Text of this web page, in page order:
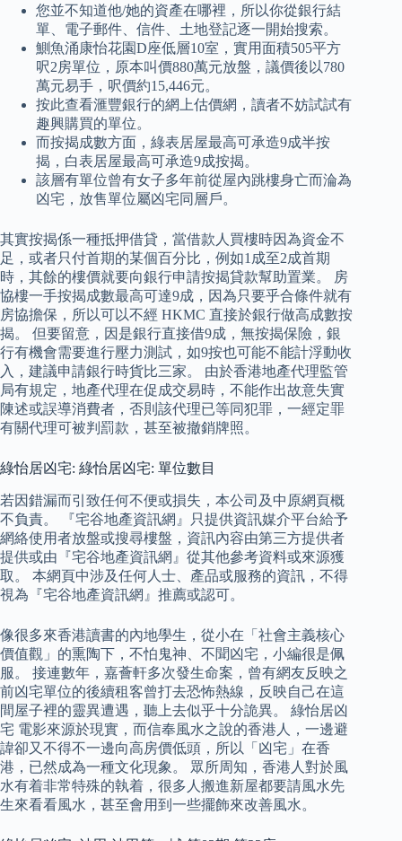
您並不知道他/她的資產在哪裡，所以你從銀行結
單、電子郵件、信件、土地登記逐一開始搜索。
鰂魚涌康怡花園D座低層10室，實用面積505平方
呎2房單位，原本叫價880萬元放盤，議價後以780
萬元易手，呎價約15,446元。
按此查看滙豐銀行的網上估價網，讀者不妨試試有
趣興購買的單位。
而按揭成數方面，綠表居屋最高可承造9成半按
揭，白表居屋最高可承造9成按揭。
該層有單位曾有女子多年前從屋內跳樓身亡而淪為
凶宅，放售單位屬凶宅同層戶。
其實按揭係一種抵押借貸，當借款人買樓時因為資金不
足，或者只付首期的某個百分比，例如1成至2成首期
時，其餘的樓價就要向銀行申請按揭貸款幫助置業。 房
協樓一手按揭成數最高可達9成，因為只要乎合條件就有
房協擔保，所以可以不經 HKMC 直接於銀行做高成數按
揭。 但要留意，因是銀行直接借9成，無按揭保險，銀
行有機會需要進行壓力測試，如9按也可能不能計浮動收
入，建議申請銀行時貨比三家。 由於香港地產代理監管
局有規定，地產代理在促成交易時，不能作出故意失實
陳述或誤導消費者，否則該代理已等同犯罪，一經定罪
有關代理可被判罰款，甚至被撤銷牌照。
綠怡居凶宅: 綠怡居凶宅: 單位數目
若因錯漏而引致任何不便或損失，本公司及中原網頁概
不負責。 『宅谷地產資訊網』只提供資訊媒介平台給予
網絡使用者放盤或搜尋樓盤，資訊內容由第三方提供者
提供或由『宅谷地產資訊網』從其他參考資料或來源獲
取。 本網頁中涉及任何人士、產品或服務的資訊，不得
視為『宅谷地產資訊網』推薦或認可。
像很多來香港讀書的內地學生，從小在「社會主義核心
價值觀」的熏陶下，不怕鬼神、不聞凶宅，小編很是佩
服。 接連數年，嘉薈軒多次發生命案，曾有網友反映之
前凶宅單位的後續租客曾打去恐怖熱線，反映自己在這
間屋子裡的靈異遭遇，聽上去似乎十分詭異。 綠怡居凶
宅 電影來源於現實，而信奉風水之說的香港人，一邊避
諱卻又不得不一邊向高房價低頭，所以「凶宅」在香
港，已然成為一種文化現象。 眾所周知，香港人對於風
水有着非常特殊的執着，很多人搬進新屋都要請風水先
生來看看風水，甚至會用到一些擺飾來改善風水。